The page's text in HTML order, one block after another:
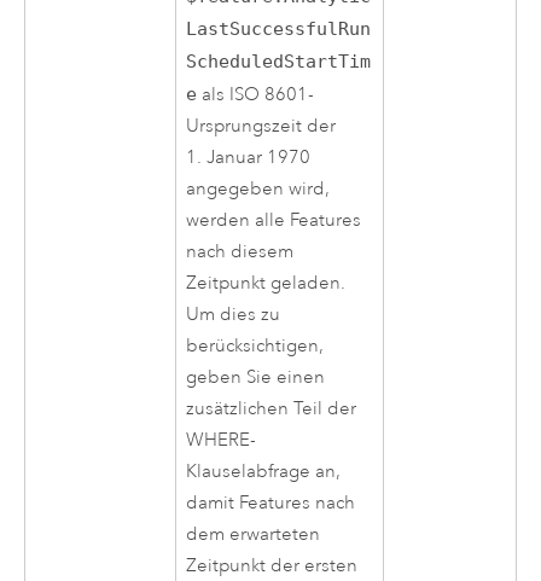
LastSuccessfulRun
ScheduledStartTim
e als ISO 8601-
Ursprungszeit der
1. Januar 1970
angegeben wird,
werden alle Features
nach diesem
Zeitpunkt geladen.
Um dies zu
berücksichtigen,
geben Sie einen
zusätzlichen Teil der
WHERE-
Klauselabfrage an,
damit Features nach
dem erwarteten
Zeitpunkt der ersten